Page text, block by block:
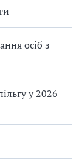
осіб з
у 2026